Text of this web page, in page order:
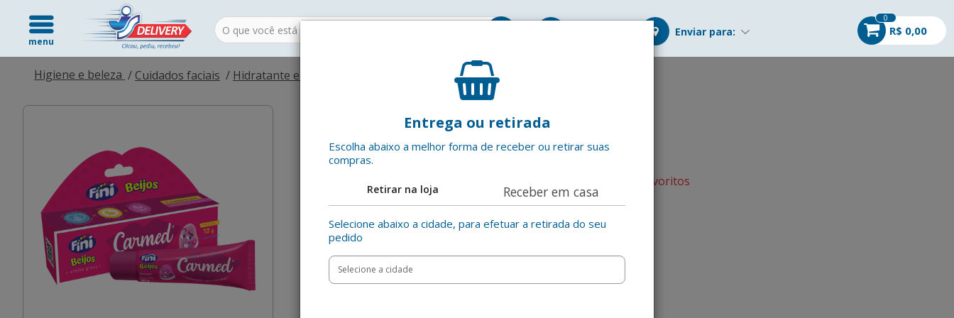
menu
Enviar para:
0
R$ 0,00
Entrega ou retirada
Escolha abaixo a melhor forma de receber ou retirar suas
compras.
Retirar na loja Receber em casa
Selecione abaixo a cidade, para efetuar a retirada do seu
pedido
Higiene e beleza Cuidados faciais Hidratante e protetor labial
Hidratante Labial Rosa Fini Beijos Carmed Caixa 10g
Price reduced from
Adicionar aos favoritos
Add
to
Product
Actions